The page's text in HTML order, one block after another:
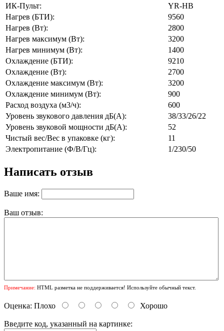
ИК-Пульт:
YR-HB
Нагрев (БТИ):
9560
Нагрев (Вт):
2800
Нагрев максимум (Вт):
3200
Нагрев минимум (Вт):
1400
Охлаждение (БТИ):
9210
Охлаждение (Вт):
2700
Охлаждение максимум (Вт):
3200
Охлаждение минимум (Вт):
900
Расход воздуха (м3/ч):
600
Уровень звукового давления дБ(А):
38/33/26/22
Уровень звуковой мощности дБ(А):
52
Чистый вес/Вес в упаковке (кг):
11
Электропитание (Ф/В/Гц):
1/230/50
Написать отзыв
Ваше имя:
Ваш отзыв:
Примечание: HTML разметка не поддерживается! Используйте обычный текст.
Оценка: Плохо Хорошо
Введите код, указанный на картинке: